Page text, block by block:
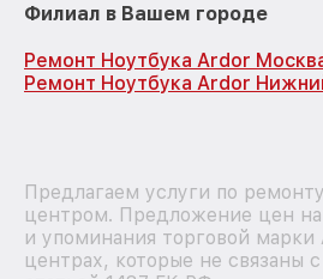
Филиал в Вашем городе
Ремонт Ноутбука Ardor
Ремонт Ноутбука Ardor
Предлагаем услуги по
центром. Предложение цен на
и упоминания торговой
центрах, которые не связаны